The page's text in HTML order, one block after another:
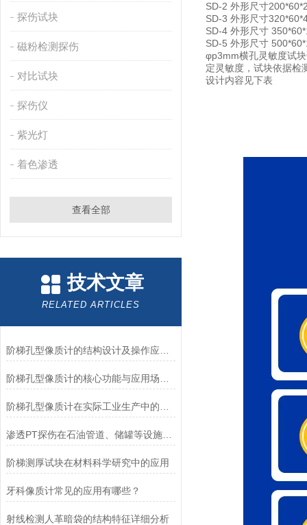
探伤试块
磁粉检测探伤
对比试块
探伤仪
紫光灯
着色渗透
查看全部
技术文章
RELATED ARTICLES
渗透PT探伤在石油管道、储罐等设施的检修中的应用
阶梯测厚试块在材料科学研究中的应用
牙科像质计常见的应用有哪些？
射线检测人革暗袋的结构特征详细分析
SD-2 外形尺寸
SD-3 外形尺寸
SD-4 外形尺寸
SD-5 外形尺寸
φp3mm横孔灵敏度试
定灵敏度，试块依据检
设计内容见下表